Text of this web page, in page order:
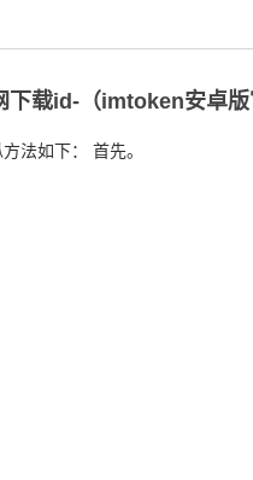
载id-（imtoken安卓版
法如下： 首先。